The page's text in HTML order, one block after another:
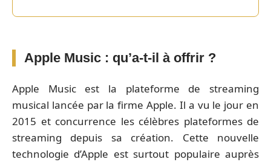
Apple Music : qu’a-t-il à offrir ?
Apple Music est la plateforme de streaming
musical lancée par la firme Apple. Il a vu le jour en
2015 et concurrence les célèbres plateformes de
streaming depuis sa création. Cette nouvelle
technologie d’Apple est surtout populaire auprès